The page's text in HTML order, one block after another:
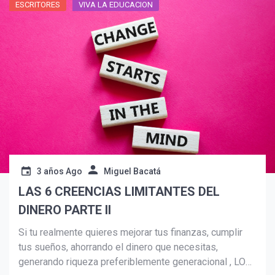
Suscribír
ESCRITORES VIVA LA EDUCACION
3 años Ago Miguel Bacatá
LAS 6 CREENCIAS LIMITANTES DEL
DINERO PARTE II
Si tu realmente quieres mejorar tus finanzas, cumplir
tus sueños, ahorrando el dinero que necesitas,
generando riqueza preferiblemente generacional , LO